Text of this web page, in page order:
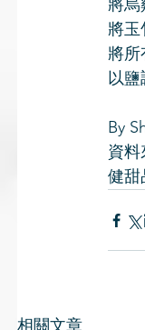
將
將
將
以鹽
By
資
健甜
相關文章